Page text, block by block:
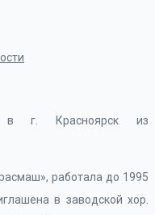
в г. Красноярск из
работала до 1995
в заводской хор.